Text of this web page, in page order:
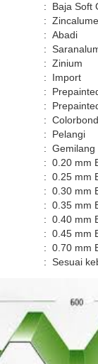
:
Baja Soft
: Zincalume
: Abadi
:
: Zinium
:
Import
:
:
: Colorbond
:
Pelangi
: Gemilang
: 0.20 mm
: 0.25 mm
: 0.30 mm
: 0.35 mm
: 0.40 mm
: 0.45 mm
: 0.70 mm
: Sesuai